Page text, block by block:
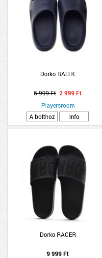
Dorko BALI K
5 999 Ft 2 999 Ft
Playersroom
A bolthoz
Info
Dorko RACER
9 999 Ft